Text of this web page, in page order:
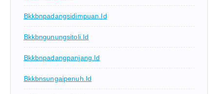
Bkkbnpadangsidimpuan.id
Bkkbngunungsitoli.id
Bkkbnpadangpanjang.id
Bkkbnsungaipenuh.id